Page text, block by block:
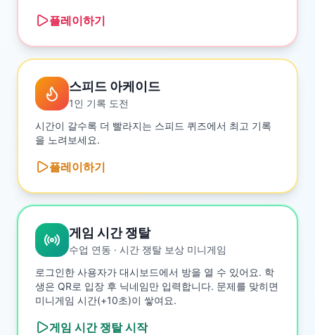
플레이하기
스피드 아케이드
1인 기록 도전
시간이 갈수록 더 빨라지는 스피드 퀴즈에서 최고 기록
을 노려보세요.
플레이하기
게임 시간 쟁탈
수업 연동 · 시간 쟁탈 보상 미니게임
로그인한 사용자가 대시보드에서 방을 열 수 있어요. 학
생은 QR로 입장 후 닉네임만 입력합니다. 문제를 맞히면
미니게임 시간(+10초)이 쌓여요.
게임 시간 쟁탈시작